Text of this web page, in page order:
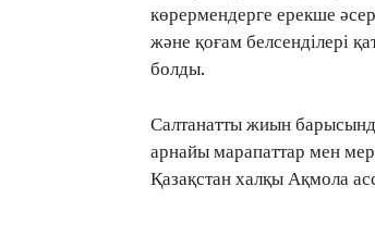
көрермендерге ерекше
және қоғам белсенділері
болды.
Салтанатты жиын
арнайы марапаттар мен
Қазақстан халқы Ақмола